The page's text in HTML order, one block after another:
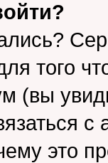
того
(вы
это